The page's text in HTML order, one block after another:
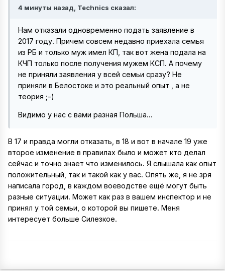
4 минуты назад, Technics сказал:
Нам отказали одновременно подать заявление в
2017 году. Причем совсем недавно приехала семья
из РБ и только муж имел КП, так вот жена подала на
КЧП только после получения мужем КСП. А почему
не приняли заявления у всей семьи сразу? Не
приняли в Белостоке и это реальный опыт , а не
теория ;-)
Видимо у нас с вами разная Польша...
В 17 и правда могли отказать, в 18 и вот в начале 19 уже
второе изменение в правилах было и может кто делал
сейчас и точно знает что изменилось. Я слышала как опыт
положительный, так и такой как у вас. Опять же, я не зря
написала город, в каждом воеводстве ещё могут быть
разные ситуации. Может как раз в вашем инспектор и не
принял у той семьи, о которой вы пишете. Меня
интересует больше Силезкое.